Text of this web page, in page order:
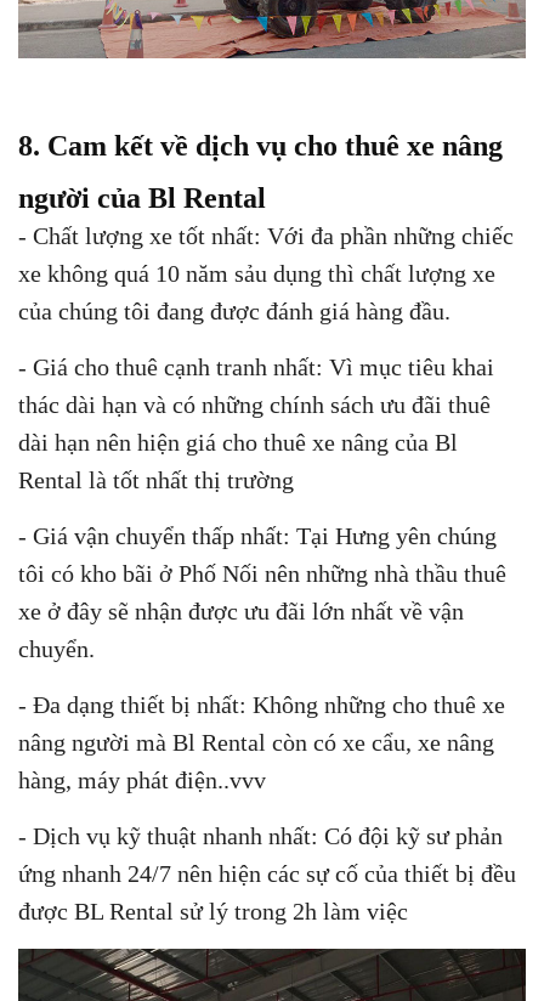
8. Cam kết về dịch vụ cho thuê xe nâng
người của Bl Rental
- Chất lượng xe tốt nhất: Với đa phần những chiếc
xe không quá 10 năm sảu dụng thì chất lượng xe
của chúng tôi đang được đánh giá hàng đầu.
- Giá cho thuê cạnh tranh nhất: Vì mục tiêu khai
thác dài hạn và có những chính sách ưu đãi thuê
dài hạn nên hiện giá cho thuê xe nâng của Bl
Rental là tốt nhất thị trường
- Giá vận chuyển thấp nhất: Tại Hưng yên chúng
tôi có kho bãi ở Phố Nối nên những nhà thầu thuê
xe ở đây sẽ nhận được ưu đãi lớn nhất về vận
chuyển.
- Đa dạng thiết bị nhất: Không những cho thuê xe
nâng người mà Bl Rental còn có xe cẩu, xe nâng
hàng, máy phát điện..vvv
- Dịch vụ kỹ thuật nhanh nhất: Có đội kỹ sư phản
ứng nhanh 24/7 nên hiện các sự cố của thiết bị đều
được BL Rental sử lý trong 2h làm việc